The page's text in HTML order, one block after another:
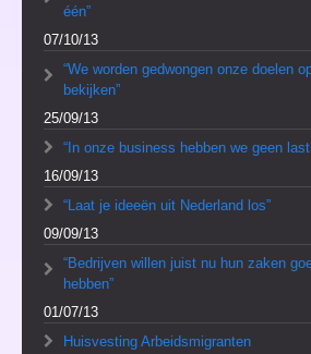
één”
07/10/13
“We worden gedwongen onze doelen
bekijken”
25/09/13
“In onze business hebben we geen
16/09/13
“Laat je ideeën uit Nederland los”
09/09/13
“Bedrijven willen juist nu hun zaken
hebben”
01/07/13
Huisvesting Arbeidsmigranten